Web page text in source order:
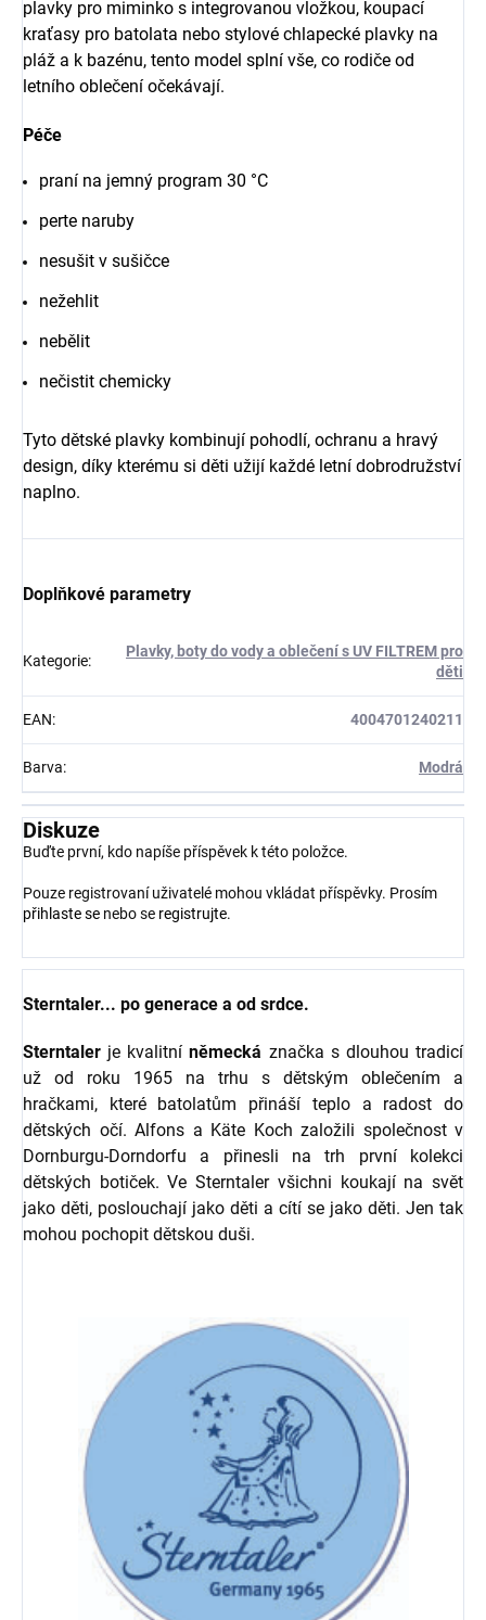
plavky pro miminko s integrovanou vložkou, koupací
kraťasy pro batolata nebo stylové chlapecké plavky na
pláž a k bazénu, tento model splní vše, co rodiče od
letního oblečení očekávají.
Péče
praní na jemný program 30 °C
perte naruby
nesušit v sušičce
nežehlit
nebělit
nečistit chemicky
Tyto dětské plavky kombinují pohodlí, ochranu a hravý
design, díky kterému si děti užijí každé letní dobrodružství
naplno.
Doplňkové parametry
Kategorie:
Plavky, boty do vody a oblečení s UV FILTREM pro
děti
EAN: 4004701240211
Barva: Modrá
Diskuze
Buďte první, kdo napíše příspěvek k této položce.
Pouze registrovaní uživatelé mohou vkládat příspěvky. Prosím
přihlaste se nebo se registrujte.
Sterntaler... po generace a od srdce.
Sterntaler je kvalitníněmecká značka s dlouhou tradicí
už od roku 1965 na trhu s dětským oblečením a
hračkami, které batolatům přináší teplo a radost do
dětských očí. Alfons a Käte Koch založili společnost v
Dornburgu-Dorndorfu a přinesli na trh první kolekci
dětských botiček. Ve Sterntaler všichni koukají na svět
jako děti, poslouchají jako děti a cítí se jako děti. Jen tak
mohou pochopit dětskou duši.